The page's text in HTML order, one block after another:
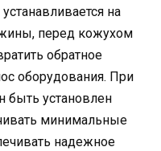
на
перед кожухом
обратное
оборудования. При
быть установлен
минимальные
надежное